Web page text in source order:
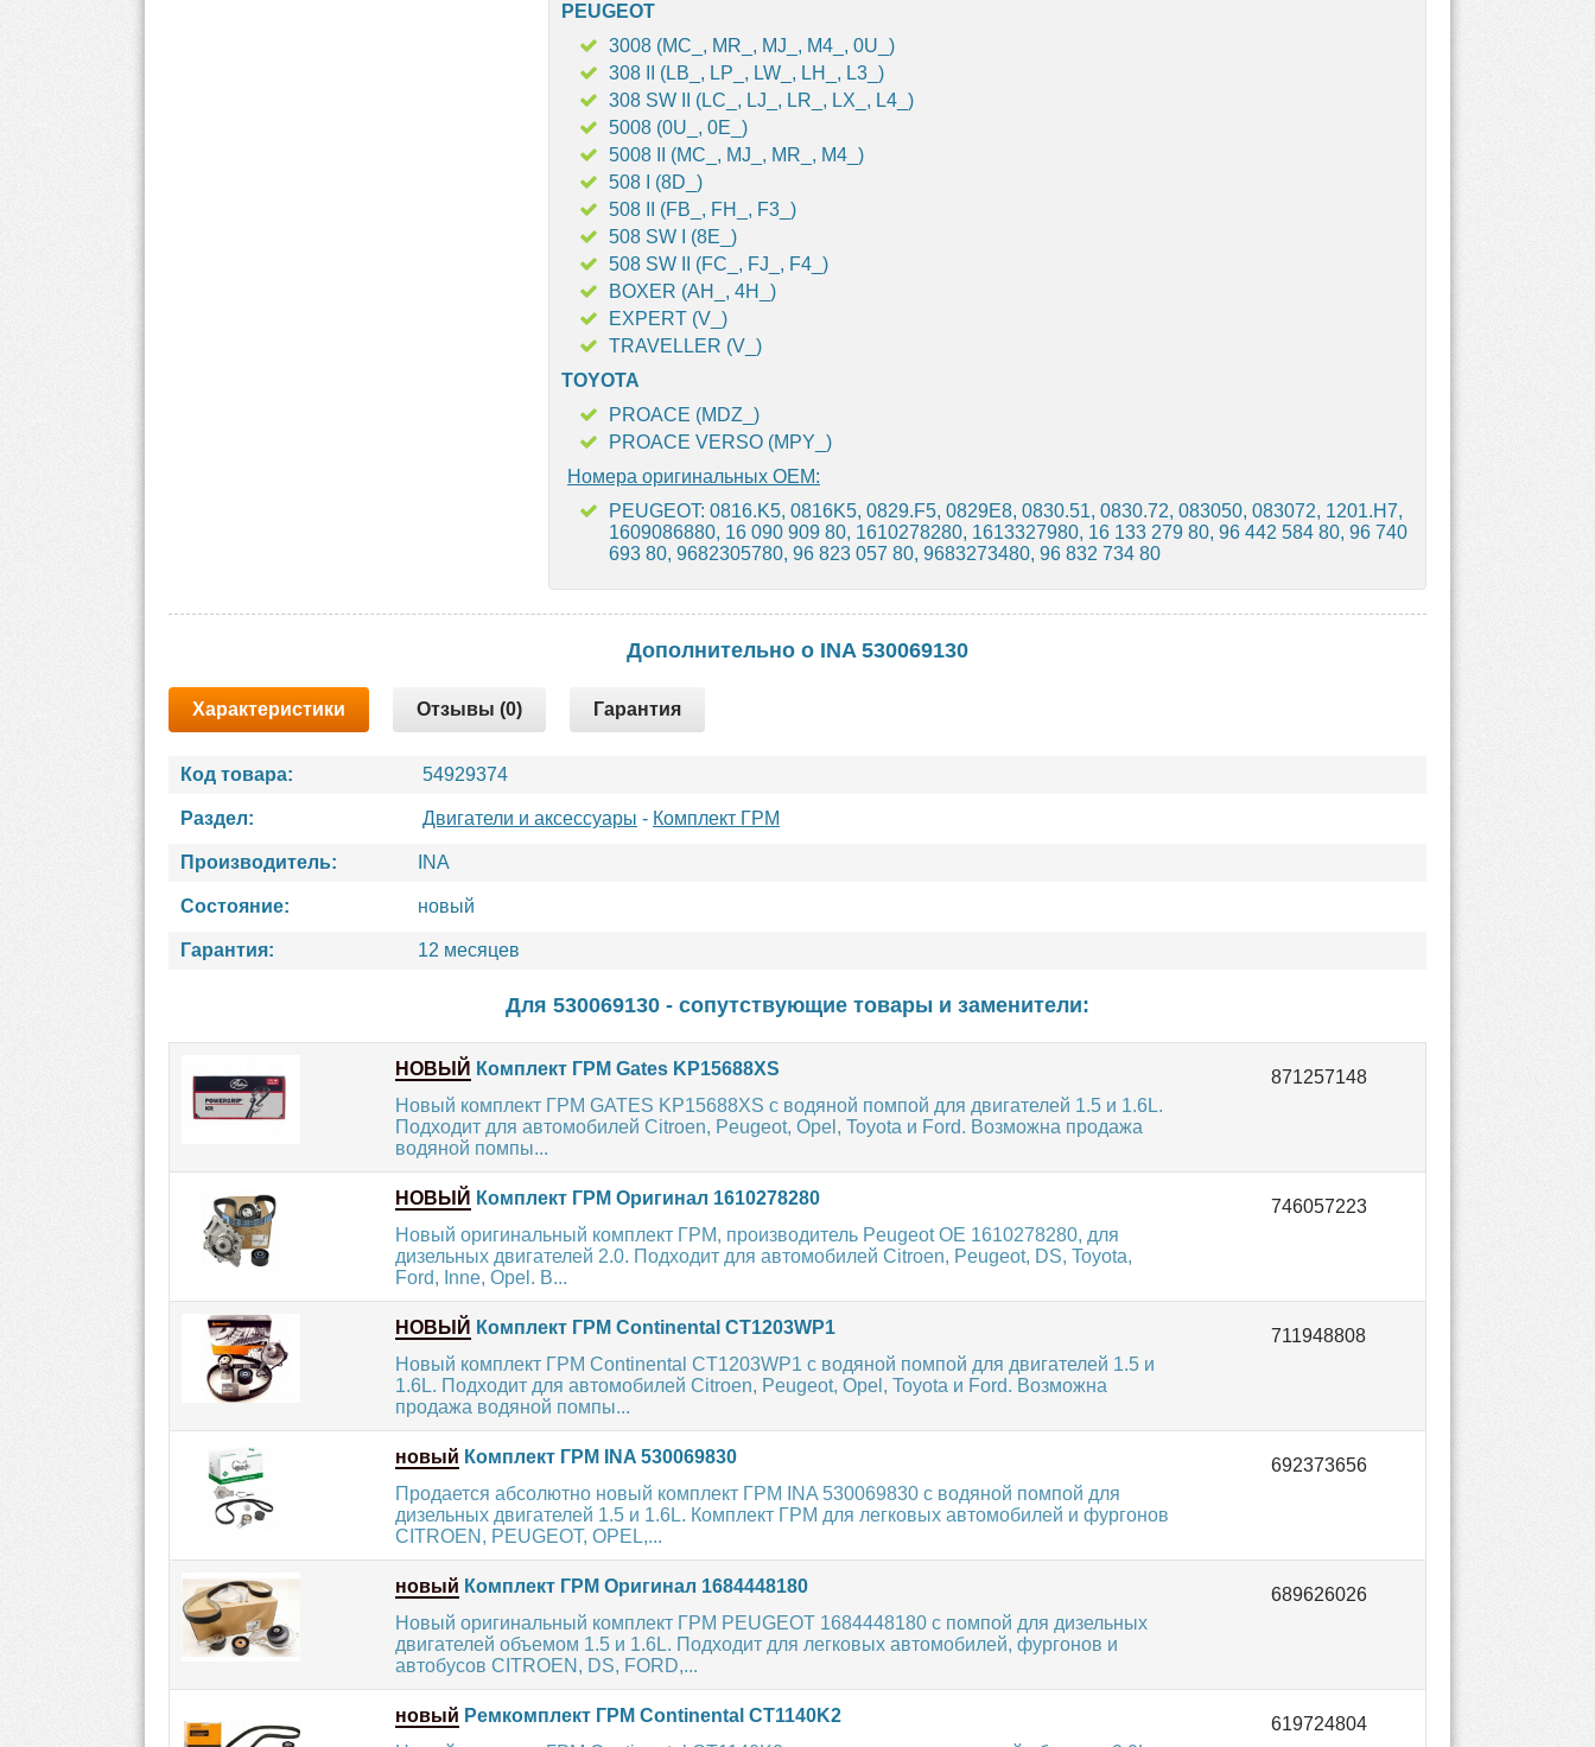
PEUGEOT
3008 (MC_, MR_, MJ_, M4_, 0U_)
308 II (LB_, LP_, LW_, LH_, L3_)
308 SW II (LC_, LJ_, LR_, LX_, L4_)
5008 (0U_, 0E_)
5008 II (MC_, MJ_, MR_, M4_)
508 I (8D_)
508 II (FB_, FH_, F3_)
508 SW I (8E_)
508 SW II (FC_, FJ_, F4_)
BOXER (AH_, 4H_)
EXPERT (V_)
TRAVELLER (V_)
TOYOTA
PROACE (MDZ_)
PROACE VERSO (MPY_)
Номера оригинальных OEM:
PEUGEOT: 0816.K5, 0816K5, 0829.F5, 0829E8, 0830.51, 0830.72, 083050, 083072, 1201.H7,
1609086880, 16 090 909 80, 1610278280, 1613327980, 16 133 279 80, 96 442 584 80, 96 740
693 80, 9682305780, 96 823 057 80, 9683273480, 96 832 734 80
Дополнительно о INA 530069130
Характеристики Отзывы (0) Гарантия
Код товара: 54929374
Раздел: Двигатели и аксессуары - Комплект ГРМ
Производитель: INA
Состояние: новый
Гарантия: 12 месяцев
Для 530069130 - сопутствующие товары и заменители:
НОВЫЙ Комплект ГРМ Gates KP15688XS
Новый комплект ГРМ GATES KP15688XS с водяной помпой для двигателей 1.5 и 1.6L.
Подходит для автомобилей Citroen, Peugeot, Opel, Toyota и Ford. Возможна продажа
водяной помпы...
НОВЫЙ Комплект ГРМ Оригинал 1610278280
Новый оригинальный комплект ГРМ, производитель Peugeot OE 1610278280, для
дизельных двигателей 2.0. Подходит для автомобилей Citroen, Peugeot, DS, Toyota,
Ford, Inne, Opel. В...
НОВЫЙ Комплект ГРМ Continental CT1203WP1
Новый комплект ГРМ Continental CT1203WP1 с водяной помпой для двигателей 1.5 и
1.6L. Подходит для автомобилей Citroen, Peugeot, Opel, Toyota и Ford. Возможна
продажа водяной помпы...
новый Комплект ГРМ INA 530069830
Продается абсолютно новый комплект ГРМ INA 530069830 с водяной помпой для
дизельных двигателей 1.5 и 1.6L. Комплект ГРМ для легковых автомобилей и фургонов
CITROEN, PEUGEOT, OPEL,...
новый Комплект ГРМ Оригинал 1684448180
Новый оригинальный комплект ГРМ PEUGEOT 1684448180 с помпой для дизельных
двигателей объемом 1.5 и 1.6L. Подходит для легковых автомобилей, фургонов и
автобусов CITROEN, DS, FORD,...
новый Ремкомплект ГРМ Continental CT1140K2